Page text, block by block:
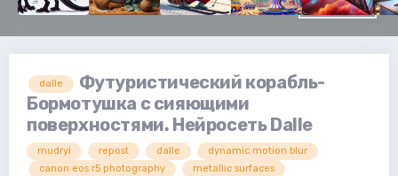
dalle
Футуристический корабль-
Бормотушка с сияющими
поверхностями. Нейросеть Dalle
mudryi repost dalle
dynamic motion blur
canon eos r5 photography
metallic surfaces